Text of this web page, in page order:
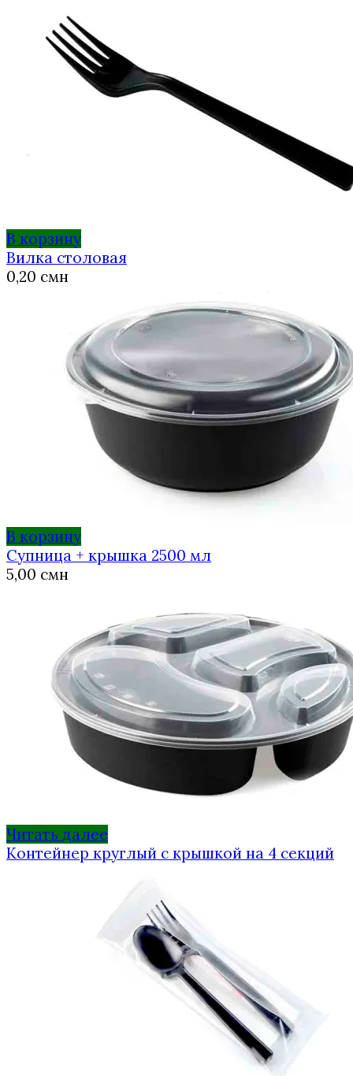
В корзину
Вилка столовая
0,20 смн
В корзину
Супница + крышка 2500 мл
5,00 смн
Читать далее
Контейнер круглый с крышкой на 4 секций